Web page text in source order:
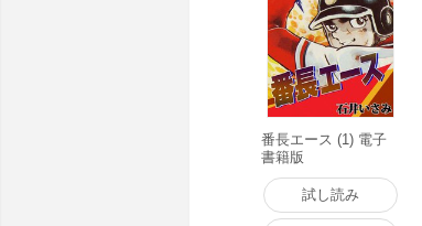
番長エース (1) 電子
書籍版
試し読み